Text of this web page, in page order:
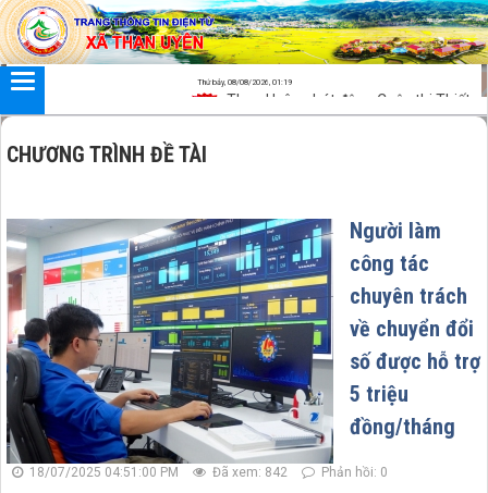
Thứ bảy, 08/08/2026, 01:19
Than Uyên phát động Cuộc thi Thiết kế
CHƯƠNG TRÌNH ĐỀ TÀI
Người làm
công tác
chuyên trách
về chuyển đổi
số được hỗ trợ
5 triệu
đồng/tháng
18/07/2025 04:51:00 PM Đã xem: 842 Phản hồi: 0
Đã kết nối EMC